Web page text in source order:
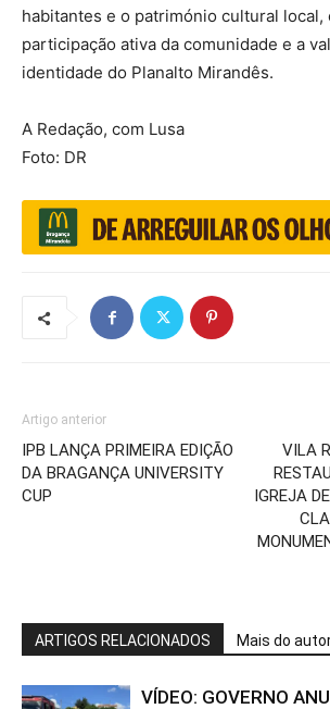
habitantes e o património cultural local,
participação ativa da comunidade e a
identidade do Planalto Mirandês.
A Redação, com Lusa
Foto: DR
Artigo anterior
IPB LANÇA PRIMEIRA EDIÇÃO
DA BRAGANÇA UNIVERSITY
CUP
VILA
IGREJA
ARTIGOS RELACIONADOS Mais do
VÍDEO: GOVERNO